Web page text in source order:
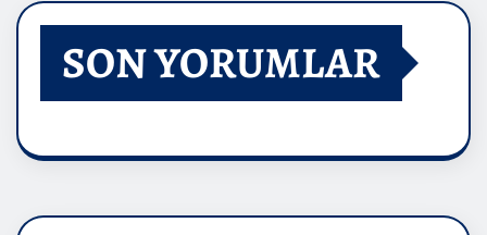
SON YORUMLAR